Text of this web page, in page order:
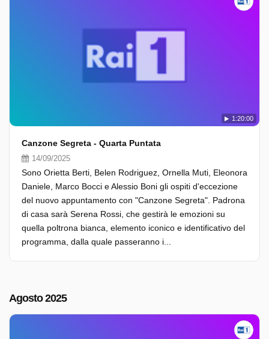
1:20:00
Canzone Segreta - Quarta Puntata
14/09/2025
Sono Orietta Berti, Belen Rodriguez, Ornella Muti, Eleonora
Daniele, Marco Bocci e Alessio Boni gli ospiti d'eccezione
del nuovo appuntamento con "Canzone Segreta". Padrona
di casa sarà Serena Rossi, che gestirà le emozioni su
quella poltrona bianca, elemento iconico e identificativo del
programma, dalla quale passeranno i...
Agosto 2025